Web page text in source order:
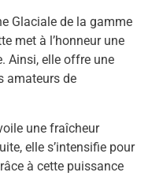
Glaciale de la gamme
met à l’honneur une
Ainsi, elle offre une
amateurs de
une fraîcheur
elle s’intensifie pour
à cette puissance